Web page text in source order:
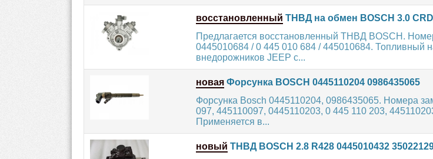
восстановленный ТНВД на обмен BOSCH 3.0
Предлагается восстановленный ТНВД BOSCH.
0445010684 / 0 445 010 684 / 445010684. Топливный
внедорожников JEEP с...
новая Форсунка BOSCH 0445110204 0986435065
Форсунка Bosch 0445110204, 0986435065. Номера
097, 445110097, 0445110203, 0 445 110 203,
Применяется в...
новый ТНВД BOSCH 2.8 R428 0445010432